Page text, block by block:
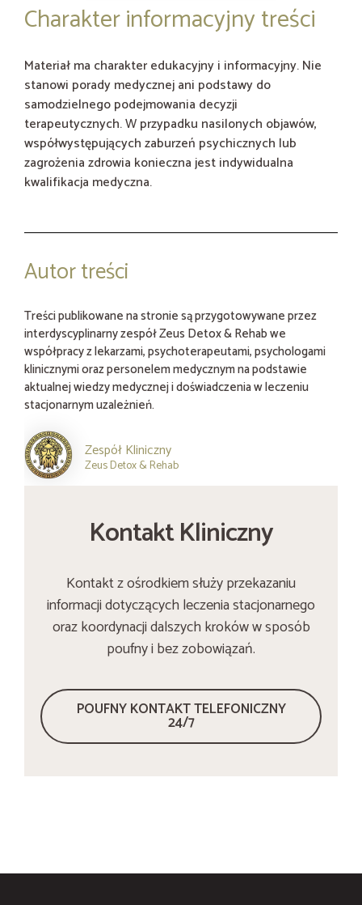
Charakter informacyjny treści
Materiał ma charakter edukacyjny i informacyjny. Nie
stanowi porady medycznej ani podstawy do
samodzielnego podejmowania decyzji
terapeutycznych. W przypadku nasilonych objawów,
współwystępujących zaburzeń psychicznych lub
zagrożenia zdrowia konieczna jest indywidualna
kwalifikacja medyczna.
Autor treści
Treści publikowane na stronie są przygotowywane przez
interdyscyplinarny zespół Zeus Detox & Rehab we
współpracy z lekarzami, psychoterapeutami, psychologami
klinicznymi oraz personelem medycznym na podstawie
aktualnej wiedzy medycznej i doświadczenia w leczeniu
stacjonarnym uzależnień.
Zespół Kliniczny
Zeus Detox & Rehab
Kontakt Kliniczny
Kontakt z ośrodkiem służy przekazaniu
informacji dotyczących leczenia stacjonarnego
oraz koordynacji dalszych kroków w sposób
poufny i bez zobowiązań.
POUFNY KONTAKT TELEFONICZNY
24/7